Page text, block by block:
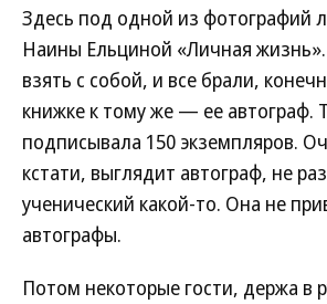
Здесь под одной из фотографий
Наины Ельциной «Личная
взять с собой, и все брали,
книжке к тому же — ее автограф.
подписывала 150 экземпляров.
кстати, выглядит автограф, не
ученический какой-то. Она не
автографы.
Потом некоторые гости, держа в